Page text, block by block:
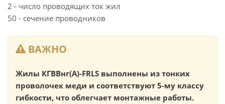
2 - число проводящих ток жил
50 - сечение проводников
ВАЖНО
Жилы КГВВнг(А)-FRLS выполнены из тонких
проволочек меди и соответствуют 5-му классу
гибкости, что облегчает монтажные работы.